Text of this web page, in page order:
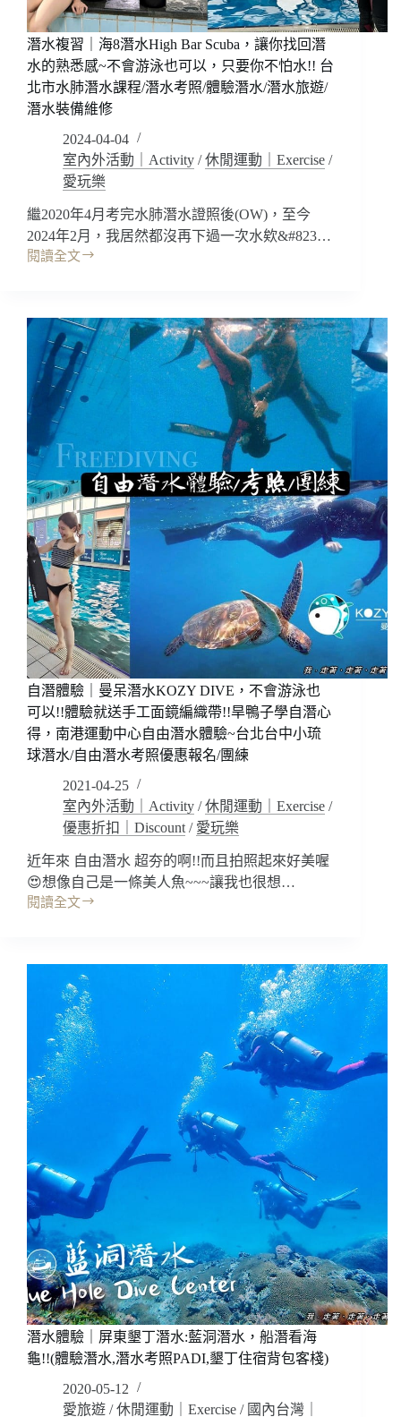
潛水複習｜海8潛水High Bar Scuba，讓你找回潛
水的熟悉感~不會游泳也可以，只要你不怕水!! 台
北市水肺潛水課程/潛水考照/體驗潛水/潛水旅遊/
潛水裝備維修
2024-04-04
室內外活動｜Activity /休閒運動｜Exercise /
愛玩樂
繼2020年4月考完水肺潛水證照後(OW)，至今
2024年2月，我居然都沒再下過一次水欸&#823…
閱讀全文
潛
習
潛
水
High
Bar
Scuba，
讓
你
找
回
潛
水
的
熟
悉
感
~
不
會
游
泳
也
你
不
怕
水!!
市
程/
潛
水
考
體
驗
潛
水/
潛
水
旅
遊/
潛
水
裝
自潛體驗｜曼呆潛水KOZY DIVE，不會游泳也
可以!!體驗就送手工面鏡編織帶!!旱鴨子學自潛心
得，南港運動中心自由潛水體驗~台北台中小琉
球潛水/自由潛水考照優惠報名/團練
2021-04-25
室內外活動｜Activity /休閒運動｜Exercise /
優惠折扣｜Discount / 愛玩樂
近年來 自由潛水 超夯的啊!!而且拍照起來好美喔
😍想像自己是一條美人魚~~~讓我也很想…
閱讀全文
自
驗
KOZY
DIVE，
不
會
泳
也
可
以!!
體
驗
就
送
手
工
面
潛水體驗｜屏東墾丁潛水:藍洞潛水，船潛看海
龜!!(體驗潛水,潛水考照PADI,墾丁住宿背包客棧)
2020-05-12
愛旅遊 /休閒運動｜Exercise / 國內台灣｜